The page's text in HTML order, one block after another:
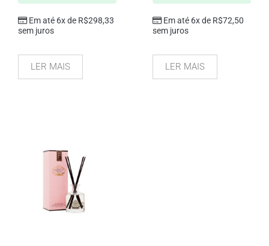
Em até 6x de R$298,33
sem juros
LER MAIS
Em até 6x de R$72,50
sem juros
LER MAIS